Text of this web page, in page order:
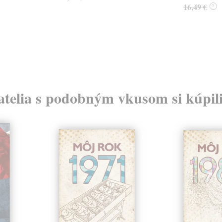
16,49 € ?
s podobným vkusom si